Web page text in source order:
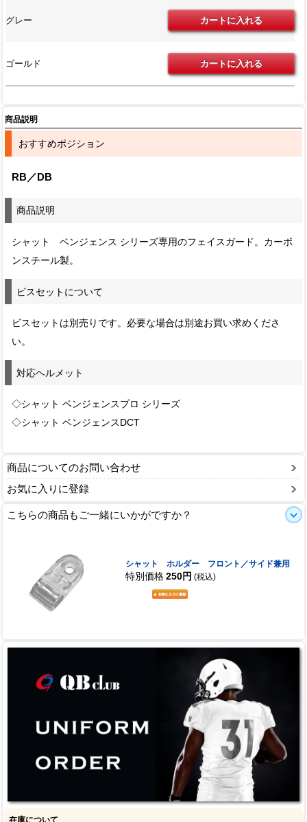
グレー
ゴールド
商品説明
おすすめポジション
RB／DB
商品説明
シャット ベンジェンス シリーズ専用のフェイスガード。カーボ
ンスチール製。
ビスセットについて
ビスセットは別売りです。必要な場合は別途お買い求めくださ
い。
対応ヘルメット
◇シャット ベンジェンスプロ シリーズ
◇シャット ベンジェンスDCT
商品についてのお問い合わせ
お気に入りに登録
こちらの商品もご一緒にいかがですか？
シャット ホルダー フロント／サイド兼用
特別価格 250円 (税込)
在庫について